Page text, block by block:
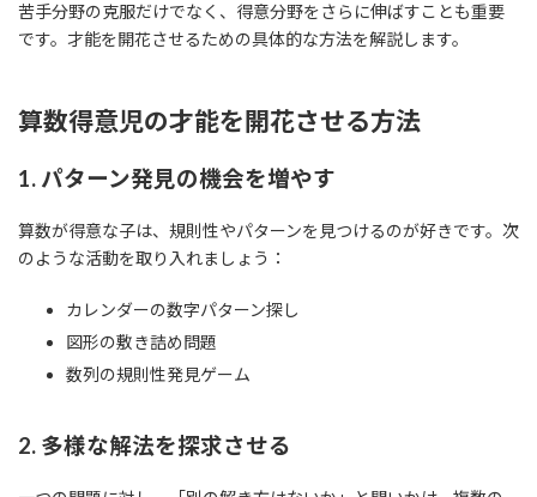
苦手分野の克服だけでなく、得意分野をさらに伸ばすことも重要
です。才能を開花させるための具体的な方法を解説します。
算数得意児の才能を開花させる方法
1. パターン発見の機会を増やす
算数が得意な子は、規則性やパターンを見つけるのが好きです。次
のような活動を取り入れましょう：
カレンダーの数字パターン探し
図形の敷き詰め問題
数列の規則性発見ゲーム
2. 多様な解法を探求させる